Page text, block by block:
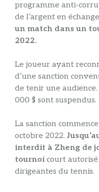
programme anti-
de l’argent en
un match dans un
2022.
Le joueur ayant
d’une sanction
de tenir une audience.
000 $ sont suspendus.
La sanction
octobre 2022.
interdit à Zheng de
tournoi court
dirigeantes du tennis.